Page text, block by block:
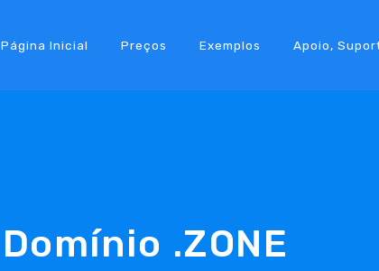
Página Inicial Preços Exemplos Apoio,
Domínio .ZONE